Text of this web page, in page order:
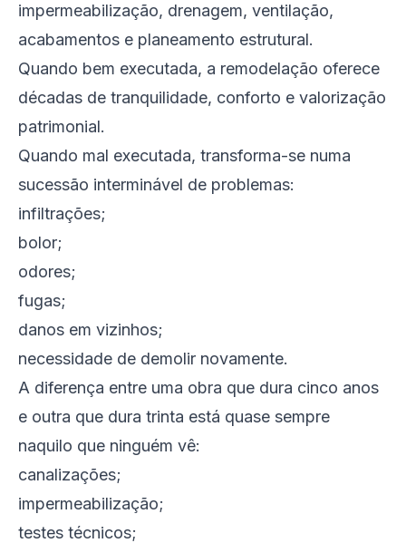
impermeabilização, drenagem, ventilação,
acabamentos e planeamento estrutural.
Quando bem executada, a remodelação oferece
décadas de tranquilidade, conforto e valorização
patrimonial.
Quando mal executada, transforma-se numa
sucessão interminável de problemas:
infiltrações;
bolor;
odores;
fugas;
danos em vizinhos;
necessidade de demolir novamente.
A diferença entre uma obra que dura cinco anos
e outra que dura trinta está quase sempre
naquilo que ninguém vê:
canalizações;
impermeabilização;
testes técnicos;